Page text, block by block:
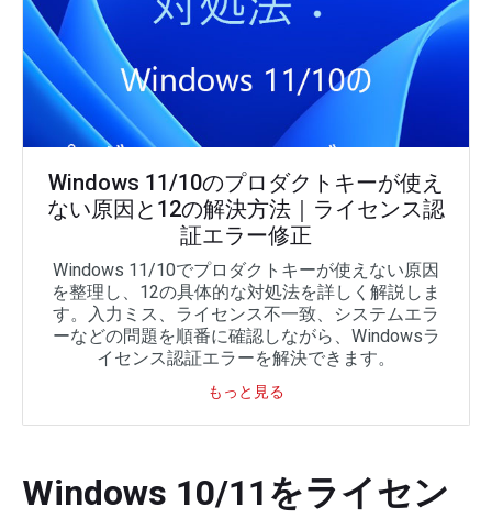
Windows 11/10のプロダクトキーが使え
ない原因と12の解決方法｜ライセンス認
証エラー修正
Windows 11/10でプロダクトキーが使えない原因
を整理し、12の具体的な対処法を詳しく解説しま
す。入力ミス、ライセンス不一致、システムエラ
ーなどの問題を順番に確認しながら、Windowsラ
イセンス認証エラーを解決できます。
もっと見る
Windows 10/11をライセン